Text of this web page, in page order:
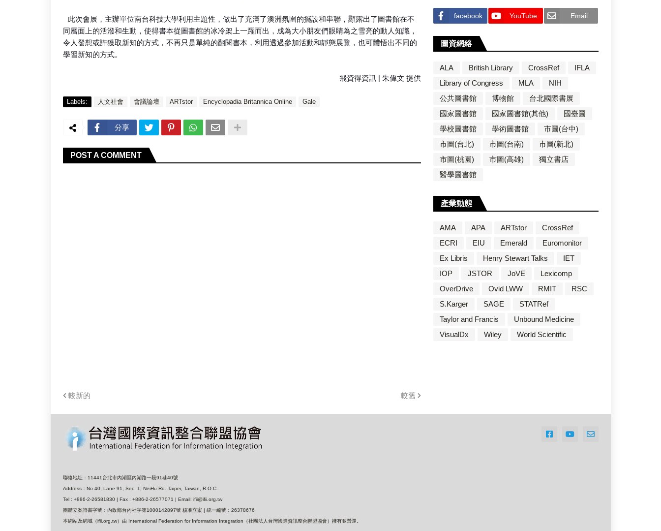
此次會展，主辦單位南台科技大學利用主題性，做出了充滿了澳洲氛圍的擺設和串聯，顯露出了圖書館在不
同層面上的活潑和生動，使得書本從圖書館的冰冷架上一躍而出，成為大小朋友們眼睛為之雪亮的動人知識，
令人發想或許獲取新知的方式，不再只是單純的翻閱書本，利用透過參加活動和靜態展覽，也可體悟出不同的
學習新知的方式。
飛資得資訊 | 朱偉文 提供
Labels: 人文社會 會議論壇 ARTstor Encyclopadia Britannica Online Gale
分享
POST A COMMENT
較新的 較舊
facebook YouTube Email
圖資網絡
ALA British Library CrossRef
IFLA
Library of Congress
MLA
NIH
公共圖書館
博物館
台北國際書展
國家圖書館
國家圖書館(其他)
國臺圖
學校圖書館
學術圖書館
市圖(台中)
市圖(台北)
市圖(台南)
市圖(新北)
市圖(桃園)
市圖(高雄)
獨立書店
醫學圖書館
產業動態
AMA APA ARTstor
CrossRef
ECRI
EIU Emerald
Euromonitor
Ex Libris
Henry Stewart Talks
IET
IOP
JSTOR JoVE
Lexicomp
OverDrive
Ovid LWW RMIT
RSC
S.Karger
SAGE
STATRef
Taylor and Francis
Unbound Medicine
VisualDx
Wiley World Scientific
聯絡地址：11441台北市內湖區內湖路一段91巷40號
Address：No 40, Lane 91, Sec. 1, NeiHu Rd. Taipei, Taiwan, R.O.C.
Tel : +886-2-26581830 | Fax : +886-2-26577071 | Email: ifii@ifii.org.tw
團體立案證書字號：內政部台內社字第1000142897號 核准立案 | 統一編號：26378676
本網站及網域（ifii.org.tw）由 International Federation for Information Integration（社團法人台灣國際資訊整合聯盟協會）擁有並營運。